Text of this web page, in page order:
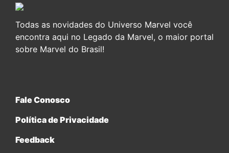
Todas as novidades do Universo Marvel você
encontra aqui no Legado da Marvel, o maior portal
sobre Marvel do Brasil!
Fale Conosco
Política de Privacidade
Feedback